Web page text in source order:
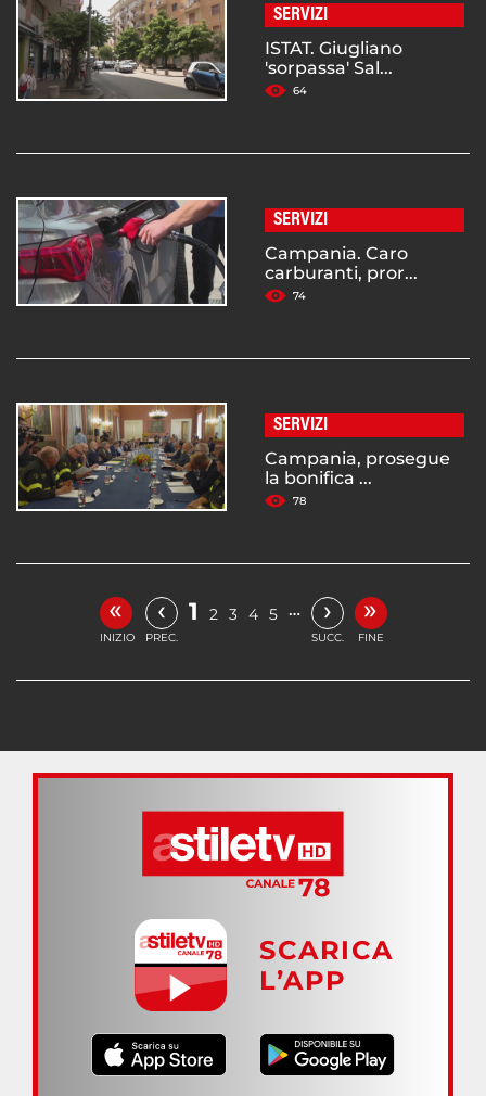
SERVIZI
ISTAT. Giugliano
'sorpassa' Sal...
64
SERVIZI
Campania. Caro
carburanti, pror...
74
SERVIZI
Campania, prosegue
la bonifica ...
78
«
INIZIO
‹
PREC.
1 2 3 4 5 … ›
SUCC.
»
FINE
SCARICA
L’APP